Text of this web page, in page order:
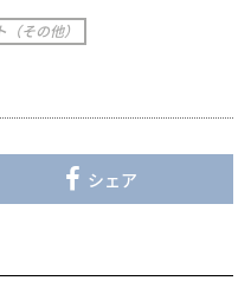
その他）
シェア